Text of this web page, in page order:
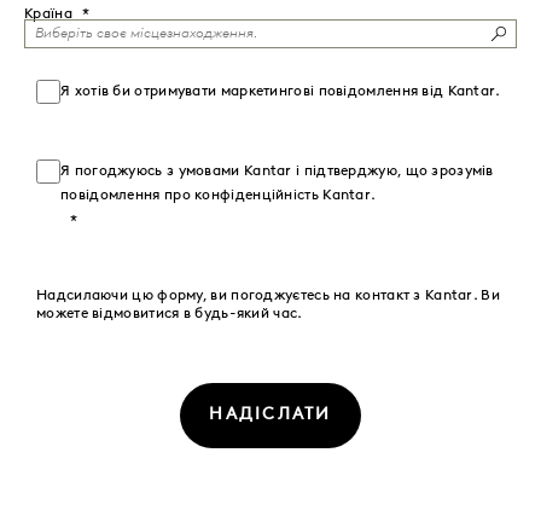
Країна
Я хотів би отримувати маркетингові повідомлення від Kantar.
Я погоджуюсь з умовами Kantar і підтверджую, що зрозумів
повідомлення про конфіденційність Kantar.
Надсилаючи цю форму, ви погоджуєтесь на контакт з Kantar. Ви
можете відмовитися в будь-який час.
НАДІСЛАТИ